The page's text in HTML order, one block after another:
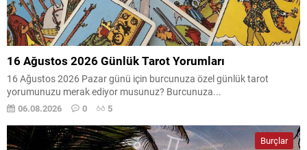
16 Ağustos 2026 Günlük Tarot Yorumları
16 Ağustos 2026 Pazar günü için burcunuza özel günlük tarot
yorumunuzu merak ediyor musunuz? Burcunuza...
06.08.2026 0 5
Burçlar